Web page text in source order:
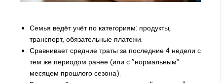
Семья ведёт учёт по категориям: продукты,
транспорт, обязательные платежи.
Сравнивает средние траты за последние 4 недели с
тем же периодом ранее (или с "нормальным"
месяцем прошлого сезона).